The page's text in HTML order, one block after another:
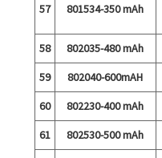
57 801534-350 mAh
58
802035-480 mAh
59
802040-600mAH
60
802230-400 mAh
61
802530-500 mAh